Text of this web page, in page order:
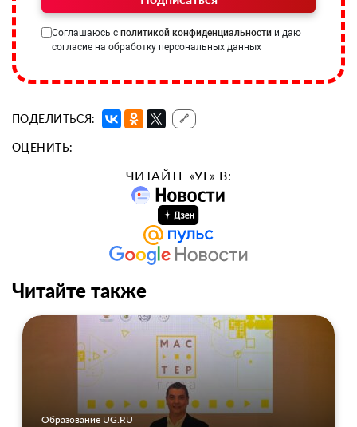
Соглашаюсь с политикой конфиденциальности и даю
согласие на обработку персональных данных
ПОДЕЛИТЬСЯ: 🔗
ОЦЕНИТЬ:
ЧИТАЙТЕ «УГ» В:
Читайте также
Образование UG.RU